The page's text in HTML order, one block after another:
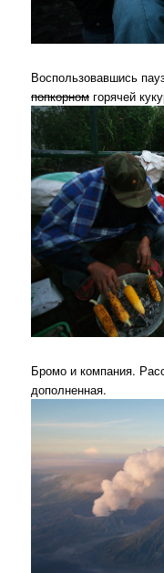
Воспользовавшись
попкорном горячей
Бромо и компания.
дополненная.